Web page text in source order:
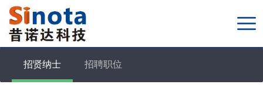
招贤纳士 招聘职位